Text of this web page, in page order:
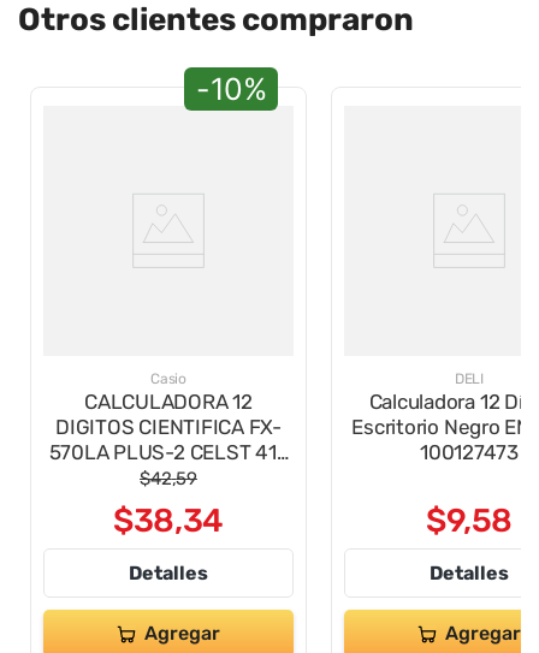
Otros clientes compraron
-10%
Casio
CALCULADORA 12
DIGITOS CIENTIFICA FX-
570LA PLUS-2 CELST 417
FUNCIONES
$42,59
$38,34
Detalles
Agregar
DELI
Calculadora 12
Escritorio Negro
100127473
$9,58
Detalles
Agregar